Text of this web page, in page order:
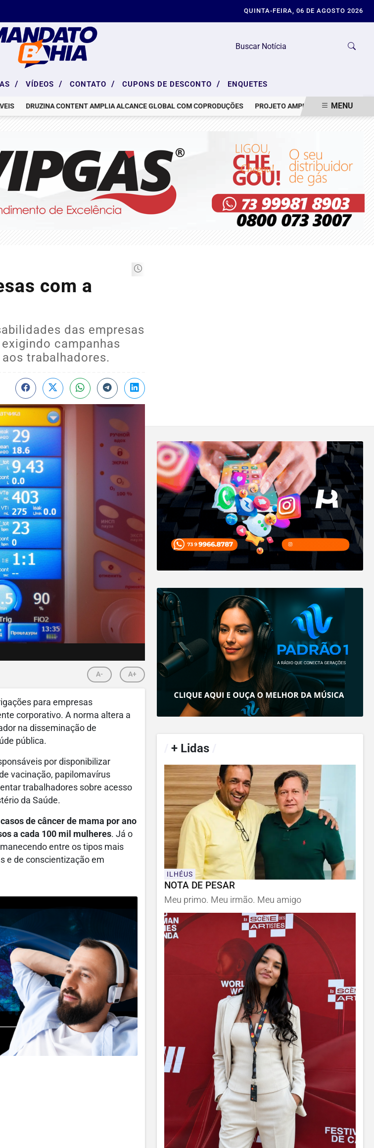
QUINTA-FEIRA, 06 DE AGOSTO 2026
/ VÍDEOS / CONTATO / CUPONS DE DESCONTO / ENQUETES
DRUZINA CONTENT AMPLIA ALCANCE GLOBAL COM COPRODUÇÕES PROJETO AMPLIA DIREITOS DEMENU
com a
das empresas
campanhas
trabalhadores.
A- A+
para empresas
corporativo. A norma altera a
na disseminação de
pública.
por disponibilizar
vacinação, papilomavírus
trabalhadores sobre acesso
da Saúde.
de câncer de mama por ano
a cada 100 mil mulheres. Já o
entre os tipos mais
e de conscientização em
+ Lidas
ILHÉUS
NOTA DE PESAR
Meu primo. Meu irmão. Meu amigo